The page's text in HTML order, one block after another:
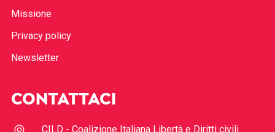
Missione
Privacy policy
Newsletter
CONTATTACI
CILD - Coalizione Italiana Libertà e Diritti civili